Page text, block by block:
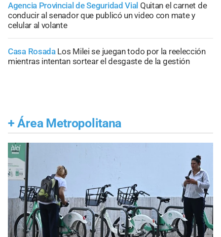
Agencia Provincial de Seguridad Vial Quitan el carnet de
conducir al senador que publicó un video con mate y
celular al volante
Casa Rosada Los Milei se juegan todo por la reelección
mientras intentan sortear el desgaste de la gestión
+ Área Metropolitana